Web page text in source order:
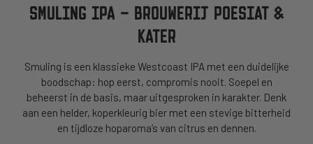
SMULING IPA – BROUWERIJ POESIAT &
KATER
Smuling is een klassieke Westcoast IPA met een duidelijke
boodschap: hop eerst, compromis nooit. Soepel en
beheerst in de basis, maar uitgesproken in karakter. Denk
aan een helder, koperkleurig bier met een stevige bitterheid
en tijdloze hoparoma’s van citrus en dennen.